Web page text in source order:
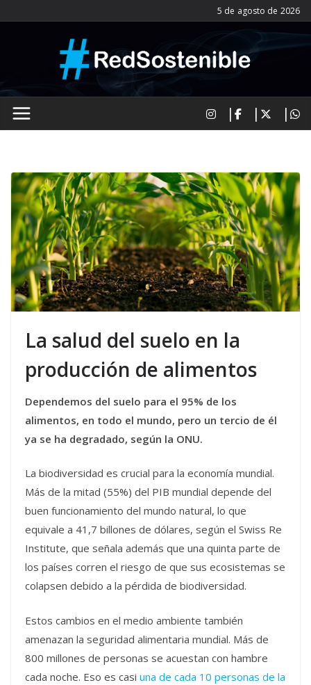
al
5 de agosto de 2026
La salud del suelo en la
producción de alimentos
Dependemos del suelo para el 95% de los
alimentos, en todo el mundo, pero un tercio de él
ya se ha degradado, según la ONU.
La biodiversidad es crucial para la economía mundial.
Más de la mitad (55%) del PIB mundial depende del
buen funcionamiento del mundo natural, lo que
equivale a 41,7 billones de dólares, según el Swiss Re
Institute, que señala además que una quinta parte de
los países corren el riesgo de que sus ecosistemas se
colapsen debido a la pérdida de biodiversidad.
Estos cambios en el medio ambiente también
amenazan la seguridad alimentaria mundial. Más de
800 millones de personas se acuestan con hambre
cada noche. Eso es casi una de cada 10 personas de la